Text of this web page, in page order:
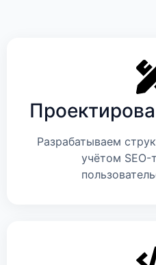
Разрабатываем
учётом SEO-